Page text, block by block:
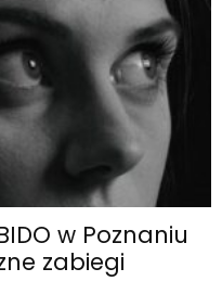
w Poznaniu
zabiegi